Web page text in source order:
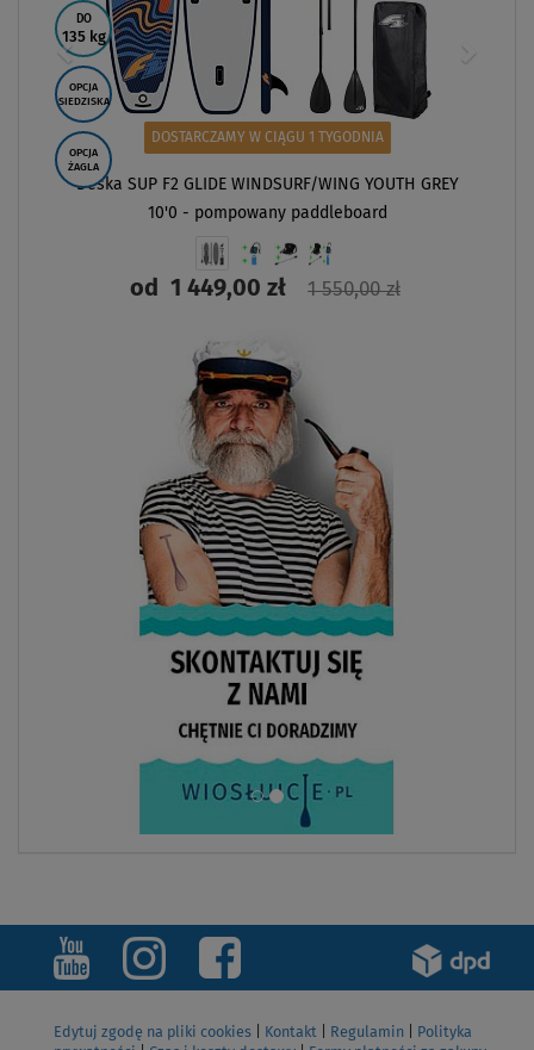
DO
135 kg
OPCJA
SIEDZISKA
OPCJA
ŻAGLA
DOSTARCZAMY W CIĄGU 1 TYGODNIA
Deska SUP F2 GLIDE WINDSURF/WING YOUTH GREY
10'0 - pompowany paddleboard
od 1 449,00 zł 1 550,00 zł
ZOBACZ
Edytuj zgodę na pliki cookies Kontakt Regulamin
Polityka